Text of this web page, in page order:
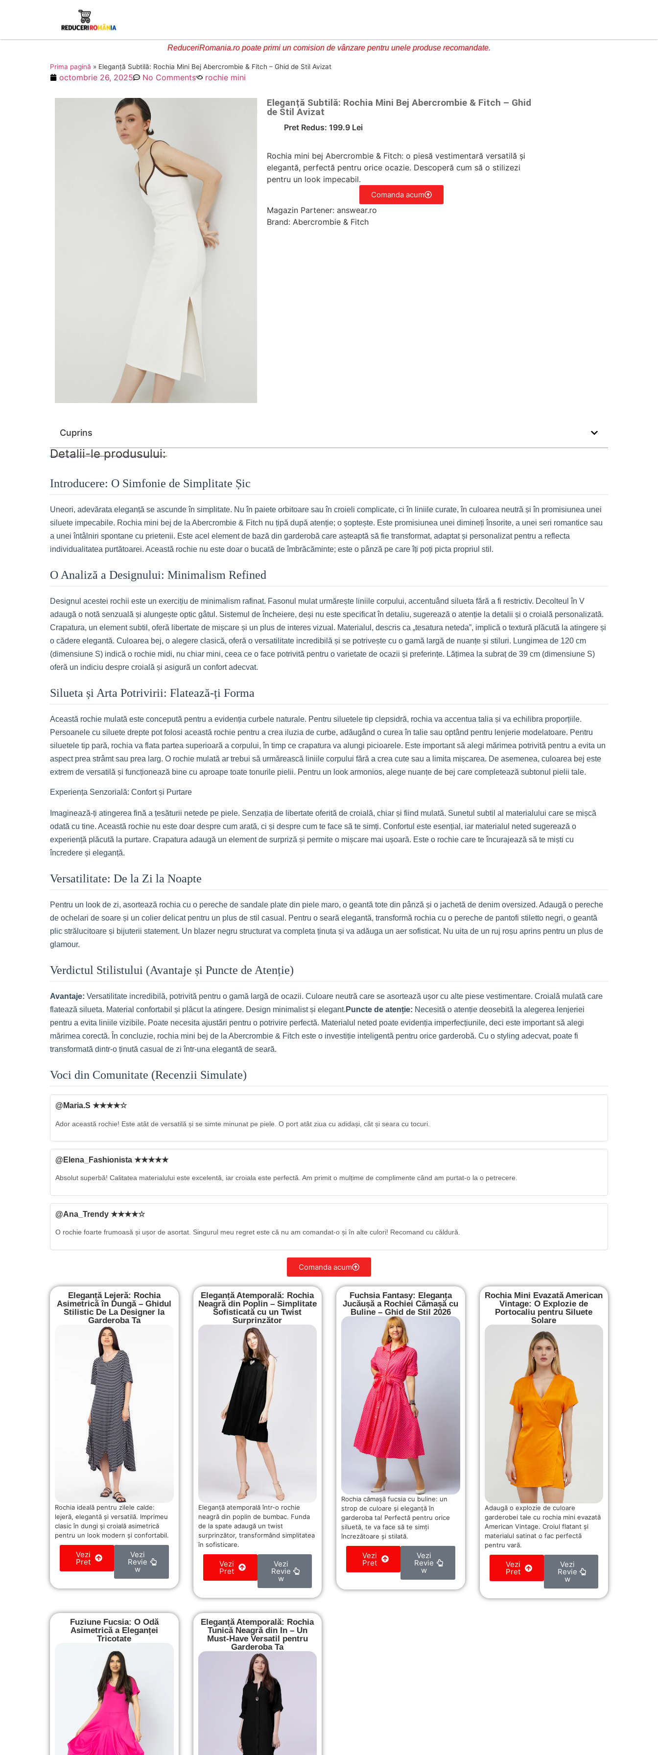
ReduceriRomania.ro poate primi un comision de vânzare pentru unele produse recomandate.
Prima pagină » Eleganță Subtilă: Rochia Mini Bej Abercrombie & Fitch – Ghid de Stil Avizat
octombrie 26, 2025 No Comments rochie mini
Eleganță Subtilă: Rochia Mini Bej Abercrombie & Fitch – Ghid
de Stil Avizat
Pret Redus: 199.9 Lei
Rochia mini bej Abercrombie & Fitch: o piesă vestimentară versatilă și
elegantă, perfectă pentru orice ocazie. Descoperă cum să o stilizezi
pentru un look impecabil.
Comanda acum
Magazin Partener: answear.ro
Brand: Abercrombie & Fitch
Cuprins
Detalii-le produsului:
Introducere: O Simfonie de Simplitate Șic
Uneori, adevărata eleganță se ascunde în simplitate. Nu în paiete orbitoare sau în croieli complicate, ci în liniile curate, în culoarea neutră și în promisiunea unei
siluete impecabile. Rochia mini bej de la Abercrombie & Fitch nu țipă după atenție; o șoptește. Este promisiunea unei dimineți însorite, a unei seri romantice sau
a unei întâlniri spontane cu prietenii. Este acel element de bază din garderobă care așteaptă să fie transformat, adaptat și personalizat pentru a reflecta
individualitatea purtătoarei. Această rochie nu este doar o bucată de îmbrăcăminte; este o pânză pe care îți poți picta propriul stil.
O Analiză a Designului: Minimalism Refined
Designul acestei rochii este un exercițiu de minimalism rafinat. Fasonul mulat urmărește liniile corpului, accentuând silueta fără a fi restrictiv. Decolteul în V
adaugă o notă senzuală și alungește optic gâtul. Sistemul de încheiere, deși nu este specificat în detaliu, sugerează o atenție la detalii și o croială personalizată.
Crapatura, un element subtil, oferă libertate de mișcare și un plus de interes vizual. Materialul, descris ca „tesatura neteda”, implică o textură plăcută la atingere și
o cădere elegantă. Culoarea bej, o alegere clasică, oferă o versatilitate incredibilă și se potrivește cu o gamă largă de nuanțe și stiluri. Lungimea de 120 cm
(dimensiune S) indică o rochie midi, nu chiar mini, ceea ce o face potrivită pentru o varietate de ocazii și preferințe. Lățimea la subraț de 39 cm (dimensiune S)
oferă un indiciu despre croială și asigură un confort adecvat.
Silueta și Arta Potrivirii: Flatează-ți Forma
Această rochie mulată este concepută pentru a evidenția curbele naturale. Pentru siluetele tip clepsidră, rochia va accentua talia și va echilibra proporțiile.
Persoanele cu siluete drepte pot folosi această rochie pentru a crea iluzia de curbe, adăugând o curea în talie sau optând pentru lenjerie modelatoare. Pentru
siluetele tip pară, rochia va flata partea superioară a corpului, în timp ce crapatura va alungi picioarele. Este important să alegi mărimea potrivită pentru a evita un
aspect prea strâmt sau prea larg. O rochie mulată ar trebui să urmărească liniile corpului fără a crea cute sau a limita mișcarea. De asemenea, culoarea bej este
extrem de versatilă și funcționează bine cu aproape toate tonurile pielii. Pentru un look armonios, alege nuanțe de bej care completează subtonul pielii tale.
Experiența Senzorială: Confort și Purtare
Imaginează-ți atingerea fină a țesăturii netede pe piele. Senzația de libertate oferită de croială, chiar și fiind mulată. Sunetul subtil al materialului care se mișcă
odată cu tine. Această rochie nu este doar despre cum arată, ci și despre cum te face să te simți. Confortul este esențial, iar materialul neted sugerează o
experiență plăcută la purtare. Crapatura adaugă un element de surpriză și permite o mișcare mai ușoară. Este o rochie care te încurajează să te miști cu
încredere și eleganță.
Versatilitate: De la Zi la Noapte
Pentru un look de zi, asortează rochia cu o pereche de sandale plate din piele maro, o geantă tote din pânză și o jachetă de denim oversized. Adaugă o pereche
de ochelari de soare și un colier delicat pentru un plus de stil casual. Pentru o seară elegantă, transformă rochia cu o pereche de pantofi stiletto negri, o geantă
plic strălucitoare și bijuterii statement. Un blazer negru structurat va completa ținuta și va adăuga un aer sofisticat. Nu uita de un ruj roșu aprins pentru un plus de
glamour.
Verdictul Stilistului (Avantaje și Puncte de Atenție)
Avantaje: Versatilitate incredibilă, potrivită pentru o gamă largă de ocazii. Culoare neutră care se asortează ușor cu alte piese vestimentare. Croială mulată care
flatează silueta. Material confortabil și plăcut la atingere. Design minimalist și elegant. Puncte de atenție: Necesită o atenție deosebită la alegerea lenjeriei
pentru a evita liniile vizibile. Poate necesita ajustări pentru o potrivire perfectă. Materialul neted poate evidenția imperfecțiunile, deci este important să alegi
mărimea corectă. În concluzie, rochia mini bej de la Abercrombie & Fitch este o investiție inteligentă pentru orice garderobă. Cu o styling adecvat, poate fi
transformată dintr-o ținută casual de zi într-una elegantă de seară.
Voci din Comunitate (Recenzii Simulate)
@Maria.S ★★★★☆
Ador această rochie! Este atât de versatilă și se simte minunat pe piele. O port atât ziua cu adidași, cât și seara cu tocuri.
@Elena_Fashionista ★★★★★
Absolut superbă! Calitatea materialului este excelentă, iar croiala este perfectă. Am primit o mulțime de complimente când am purtat-o la o petrecere.
@Ana_Trendy ★★★★☆
O rochie foarte frumoasă și ușor de asortat. Singurul meu regret este că nu am comandat-o și în alte culori! Recomand cu căldură.
Comanda acum
Eleganță Lejeră: Rochia
Asimetrică în Dungă – Ghidul
Stilistic De La Designer la
Garderoba Ta
Rochia ideală pentru zilele calde:
lejeră, elegantă și versatilă. Imprimeu
clasic în dungi și croială asimetrică
pentru un look modern și confortabil.
Vezi
Pret
Vezi
Revie
w
Eleganță Atemporală: Rochia
Neagră din Poplin – Simplitate
Sofisticată cu un Twist
Surprinzător
Eleganță atemporală într-o rochie
neagră din poplin de bumbac. Funda
de la spate adaugă un twist
surprinzător, transformând simplitatea
în sofisticare.
Vezi
Pret
Vezi
Revie
w
Fuchsia Fantasy: Eleganța
Jucăușă a Rochiei Cămașă cu
Buline – Ghid de Stil 2026
Rochia cămașă fucsia cu buline: un
strop de culoare și eleganță în
garderoba ta! Perfectă pentru orice
siluetă, te va face să te simți
încrezătoare și stilată.
Vezi
Pret
Vezi
Revie
w
Rochia Mini Evazată American
Vintage: O Explozie de
Portocaliu pentru Siluete
Solare
Adaugă o explozie de culoare
garderobei tale cu rochia mini evazată
American Vintage. Croiul flatant și
materialul satinat o fac perfectă
pentru vară.
Vezi
Pret
Vezi
Revie
w
Fuziune Fucsia: O Odă
Asimetrică a Eleganței
Tricotate
Eleganță Atemporală: Rochia
Tunică Neagră din In – Un
Must-Have Versatil pentru
Garderoba Ta